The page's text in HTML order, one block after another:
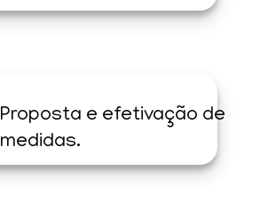
Proposta e efetivação de
medidas.